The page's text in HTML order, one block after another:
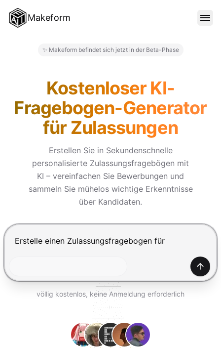
Makeform
BLOG
ANMELDEN
KOSTENLOS TESTEN
✨ Makeform befindet sich jetzt in der Beta-Phase
Kostenloser KI-
Fragebogen-Generator
für Zulassungen
Erstellen Sie in Sekundenschnelle
personalisierte Zulassungsfragebögen mit
KI – vereinfachen Sie Bewerbungen und
sammeln Sie mühelos wichtige Erkenntnisse
über Kandidaten.
Drücke Enter zum Absenden, Shift+Enter für einen
völlig kostenlos, keine Anmeldung erforderlich